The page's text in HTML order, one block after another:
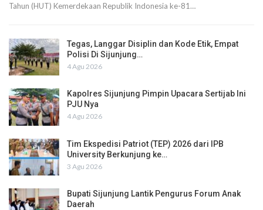
Tahun (HUT) Kemerdekaan Republik Indonesia ke-81…
Tegas, Langgar Disiplin dan Kode Etik, Empat
Polisi Di Sijunjung…
4 Agu 2026
Kapolres Sijunjung Pimpin Upacara Sertijab Ini
PJU Nya
4 Agu 2026
Tim Ekspedisi Patriot (TEP) 2026 dari IPB
University Berkunjung ke…
3 Agu 2026
Bupati Sijunjung Lantik Pengurus Forum Anak
Daerah